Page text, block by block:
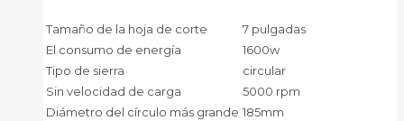
Tamaño de la hoja de corte
7 pulgadas
El consumo de energía
1600w
Tipo de sierra
circular
Sin velocidad de carga
5000 rpm
Diámetro del círculo más grande 185mm